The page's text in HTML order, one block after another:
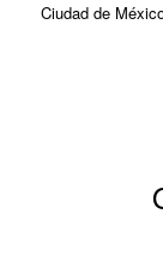
Ciudad de